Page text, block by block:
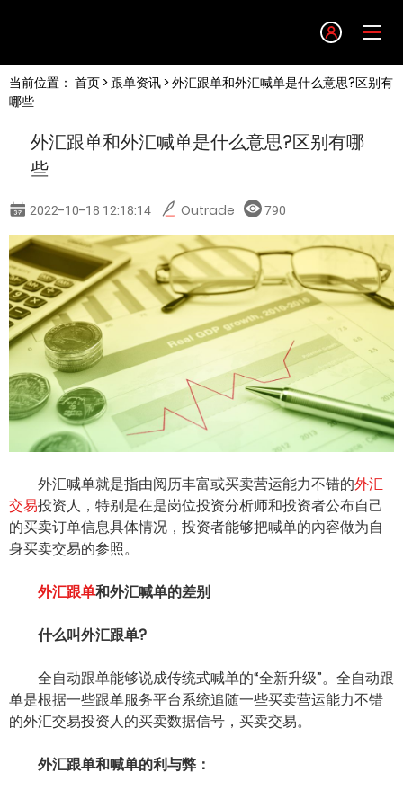
English
简体中文
한글
日本語
Tiếng việt
ไทย
当前位置： 首页> 跟单资讯> 外汇跟单和外汇喊单是什么意思?区别有
哪些
外汇跟单和外汇喊单是什么意思?区别有哪
些
2022-10-18 12:18:14 Outrade 790
外汇喊单就是指由阅历丰富或买卖营运能力不错的外汇
交易投资人，特别是在是岗位投资分析师和投资者公布自己
的买卖订单信息具体情况，投资者能够把喊单的內容做为自
身买卖交易的参照。
外汇跟单和外汇喊单的差别
什么叫外汇跟单?
全自动跟单能够说成传统式喊单的“全新升级”。全自动跟
单是根据一些跟单服务平台系统追随一些买卖营运能力不错
的外汇交易投资人的买卖数据信号，买卖交易。
外汇跟单和喊单的利与弊：